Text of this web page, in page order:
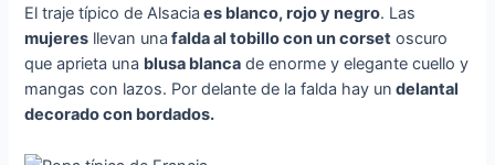
El traje típico de Alsacia es blanco, rojo y negro. Las
mujeres llevan una falda al tobillo con un corset oscuro
que aprieta una blusa blanca de enorme y elegante cuello y
mangas con lazos. Por delante de la falda hay un delantal
decorado con bordados.